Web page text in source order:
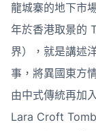
龍城寨的地下市
年於香港取景的
界），就是講述
事，將異國東方
由中式傳統再加
Lara Croft